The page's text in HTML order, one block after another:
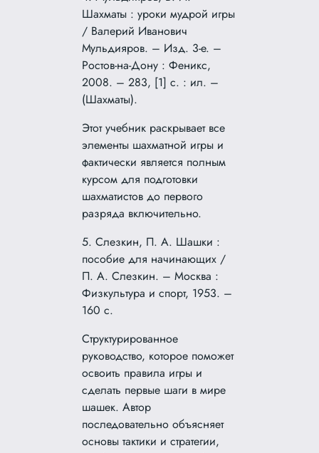
Шахматы : уроки мудрой игры
/ Валерий Иванович
Мульдияров. – Изд. 3-е. –
Ростов-на-Дону : Феникс,
2008. – 283, [1] с. : ил. –
(Шахматы).
Этот учебник раскрывает все
элементы шахматной игры и
фактически является полным
курсом для подготовки
шахматистов до первого
разряда включительно.
5. Слезкин, П. А. Шашки :
пособие для начинающих /
П. А. Слезкин. – Москва :
Физкультура и спорт, 1953. –
160 с.
Структурированное
руководство, которое поможет
освоить правила игры и
сделать первые шаги в мире
шашек. Автор
последовательно объясняет
основы тактики и стратегии,